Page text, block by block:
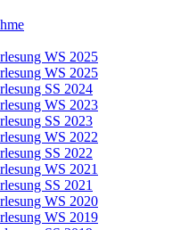
WS 2025
WS 2025
SS 2024
WS 2023
SS 2023
WS 2022
SS 2022
WS 2021
SS 2021
WS 2020
WS 2019